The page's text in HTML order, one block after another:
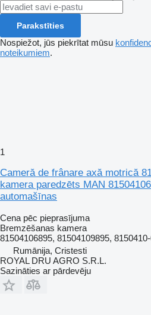
Parakstīties
Nospiežot, jūs piekrītat mūsu
noteikumiem.
1
Cameră de frânare axă motrică
kamera paredzēts MAN
automašīnas
Cena pēc pieprasījuma
Bremzēšanas kamera
81504106895, 81504109895,
Rumānija, Cristesti
ROYAL DRU AGRO S.R.L.
Sazināties ar pārdevēju